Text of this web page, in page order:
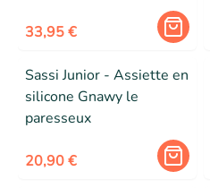
PELUCHES/Doudous -
Rose - 100 % polyester
33,95 €
Sassi Junior - Assiette en
silicone Gnawy le
paresseux
20,90 €